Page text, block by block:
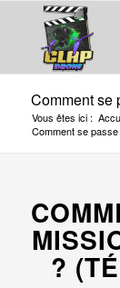
Comment se
Vous êtes ici :
Comment se
?